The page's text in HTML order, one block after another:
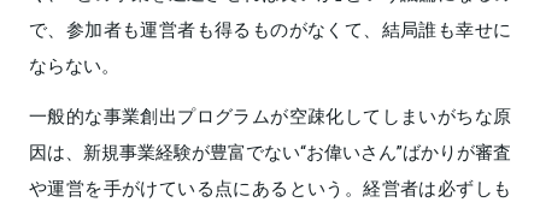
で、参加者も運営者も得るものがなくて、結局誰も幸せに
ならない。
一般的な事業創出プログラムが空疎化してしまいがちな原
因は、新規事業経験が豊富でない“お偉いさん”ばかりが審査
や運営を手がけている点にあるという。経営者は必ずしも